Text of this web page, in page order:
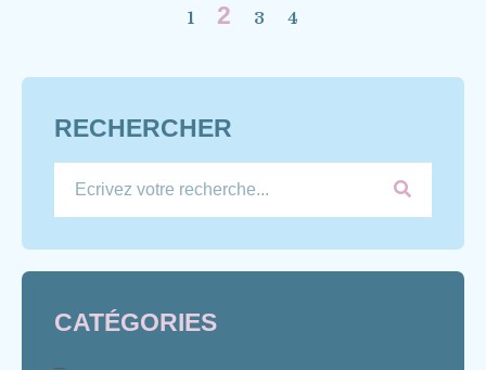
1 2 3 4
RECHERCHER
CATÉGORIES